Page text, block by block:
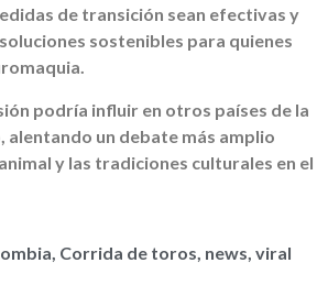
de transición sean efectivas y
sostenibles para quienes
podría influir en otros países de la
alentando un debate más amplio
y las tradiciones culturales en el
, Corrida de toros, news, viral